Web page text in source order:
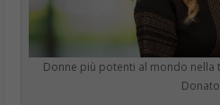
Donne più potenti al mondo nella
Donato